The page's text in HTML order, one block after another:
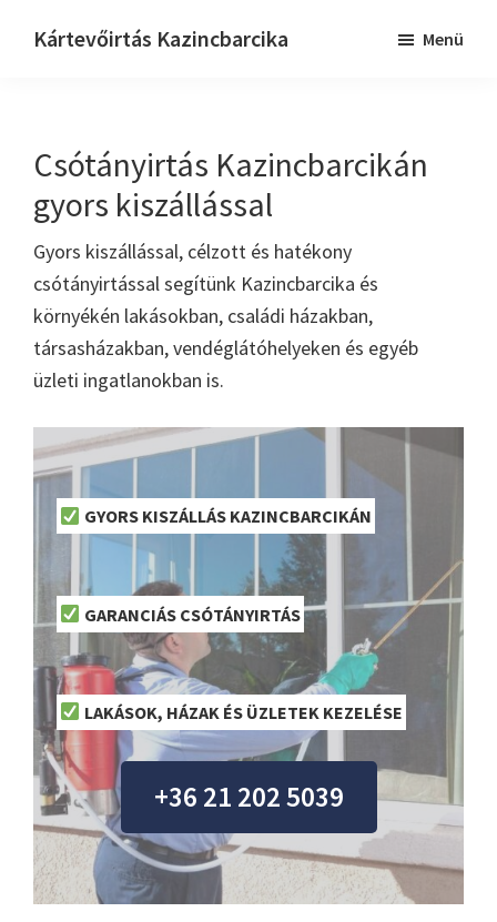
Kártevőirtás Kazincbarcika
21
202
5039
Menü
Csótányirtás Kazincbarcikán
gyors kiszállással
Gyors kiszállással, célzott és hatékony
csótányirtással segítünk Kazincbarcika és
környékén lakásokban, családi házakban,
társasházakban, vendéglátóhelyeken és egyéb
üzleti ingatlanokban is.
GYORS KISZÁLLÁS KAZINCBARCIKÁN
GARANCIÁS CSÓTÁNYIRTÁS
LAKÁSOK, HÁZAK ÉS ÜZLETEK KEZELÉSE
+36 21 202 5039